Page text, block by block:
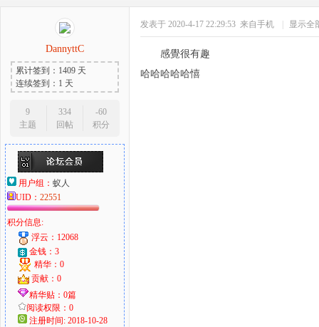
DannyttC
累计签到：1409 天
连续签到：1 天
9
主题
334
回帖
-60
积分
用户组： 蚁人
UID： 22551
积分信息:
浮云：12068
金钱：3
精华：0
贡献：0
精华贴：0篇
阅读权限：0
注册时间: 2018-10-28
发表于 2020-4-17 22:29:53 来自手机 显示全
感覺很有趣
哈哈哈哈哈憘